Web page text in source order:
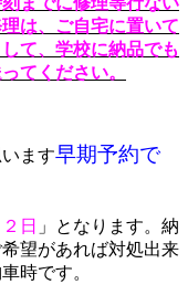
は、ご自宅に置いて
て、学校に納品でも
てください。
ます早期予約で
日 」となります。納
望があれば対処出来
時です。